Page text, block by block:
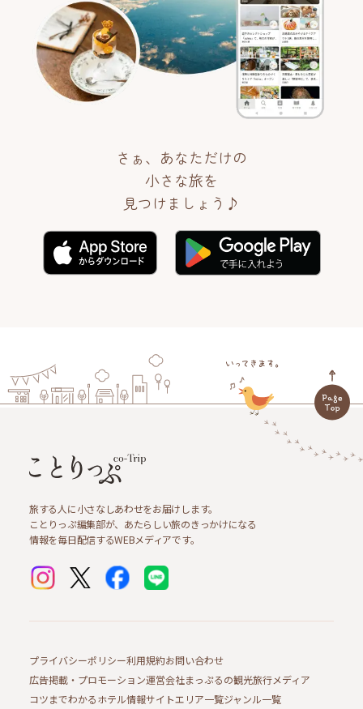
さぁ、あなただけの
小さな旅を
見つけましょう♪
旅する人に小さなしあわせをお届けします。
ことりっぷ編集部が、あたらしい旅のきっかけになる
情報を毎日配信するWEBメディアです。
プライバシーポリシー利用規約お問い合わせ
広告掲載・プロモーション運営会社まっぷるの観光旅行メディア
コツまでわかるホテル情報サイトエリア一覧ジャンル一覧